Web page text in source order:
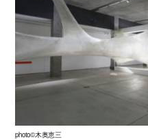
photo©木奥恵三